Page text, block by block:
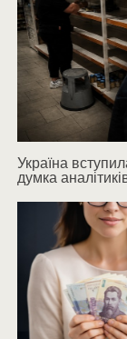
Україна
думка